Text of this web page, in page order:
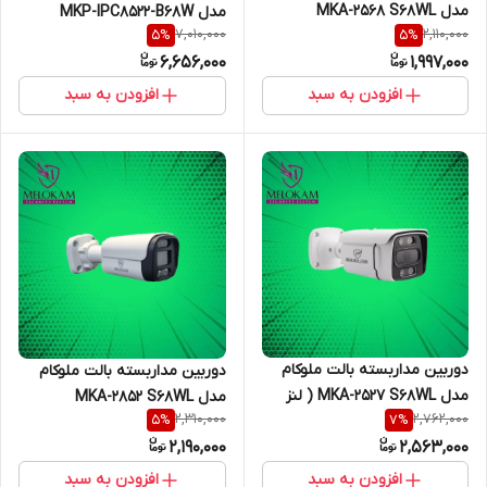
مدل MKA-2568 S68WL
2,110,000
5%
1,997,000
افزودن به سبد
مدل MKP-IPC8522-B68W
7,010,000
5%
6,656,000
افزودن به سبد
دوربین مداربسته بالت ملوکام
مدل MKA-2527 S68WL ( لنز
2.8مگاپیکسل)
2,762,000
7%
2,563,000
افزودن به سبد
دوربین مداربسته بالت ملوکام
مدل MKA-2852 S68WL
2,310,000
5%
2,190,000
افزودن به سبد